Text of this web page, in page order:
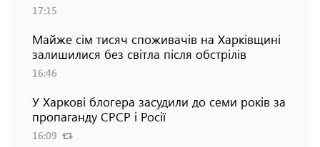
17:15
Майже сім тисяч споживачів на Харківщині
залишилися без світла після обстрілів
16:46
У Харкові блогера засудили до семи років за
пропаганду СРСР і Росії
16:09